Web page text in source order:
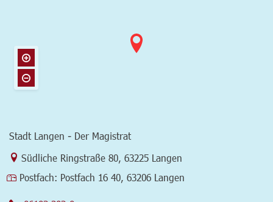
Stadt Langen - Der Magistrat
Link zur Google-Maps Navigation
Südliche Ringstraße 80 63225 Langen
Postfach: Postfach 16 40, 63206 Langen